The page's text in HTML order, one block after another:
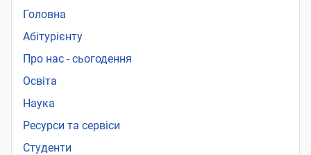
Головна
Абітурієнту
Про нас - сьогодення
Освіта
Наука
Ресурси та сервіси
Студенти